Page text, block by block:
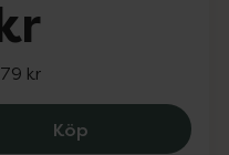
79 kr
KöpDepend